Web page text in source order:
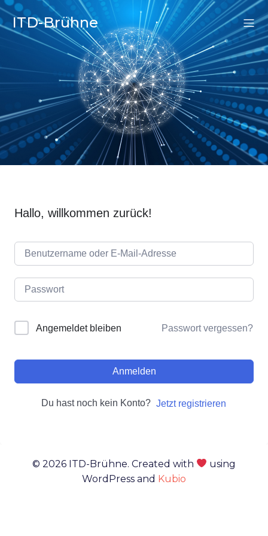
ITD-Brühne
Hallo, willkommen zurück!
Angemeldet bleiben Passwort vergessen?
Anmelden
Du hast noch kein Konto? Jetzt registrieren
© 2026 ITD-Brühne. Created with
using
WordPress and Kubio